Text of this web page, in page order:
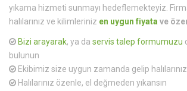
yıkama hizmeti sunmayı hedeflemekteyiz.
halılarınız ve kilimleriniz en uygun fiyata ve
Bizi arayarak, ya da servis talep formumuzu
bulunun
Ekibimiz size uygun zamanda gelip
Halılarınız özenle, el değmeden yıkansın